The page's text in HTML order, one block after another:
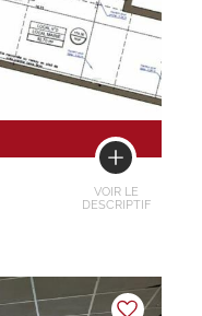
VOIR LE
DESCRIPTIF